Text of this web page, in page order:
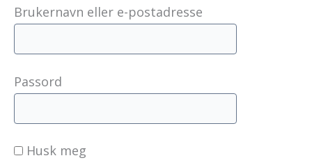
Brukernavn eller e-postadresse
Passord
Husk meg